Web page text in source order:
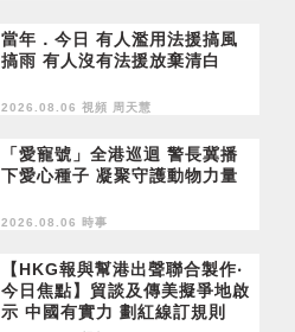
當年．今日 有人濫用法援搞風
搞雨 有人沒有法援放棄清白
2026.08.06 視頻 周天慧
「愛寵號」全港巡迴 警長冀播
下愛心種子 凝聚守護動物力量
2026.08.06 時事
【HKG報與幫港出聲聯合製作‧
今日焦點】貿談及傳美擬爭地啟
示 中國有實力 劃紅線訂規則